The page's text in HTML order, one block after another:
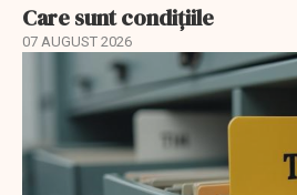
Care sunt condițiile
07 AUGUST 2026